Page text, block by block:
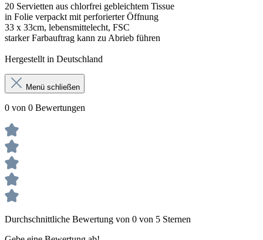
20 Servietten aus chlorfrei gebleichtem Tissue
in Folie verpackt mit perforierter Öffnung
33 x 33cm, lebensmittelecht, FSC
starker Farbauftrag kann zu Abrieb führen
Hergestellt in Deutschland
Menü schließen
0 von 0 Bewertungen
Durchschnittliche Bewertung von 0 von 5 Sternen